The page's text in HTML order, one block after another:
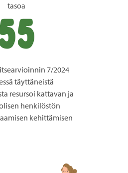
tasoa
7/2024
täyttäneistä
resursoi kattavan ja
henkilöstön
kehittämisen